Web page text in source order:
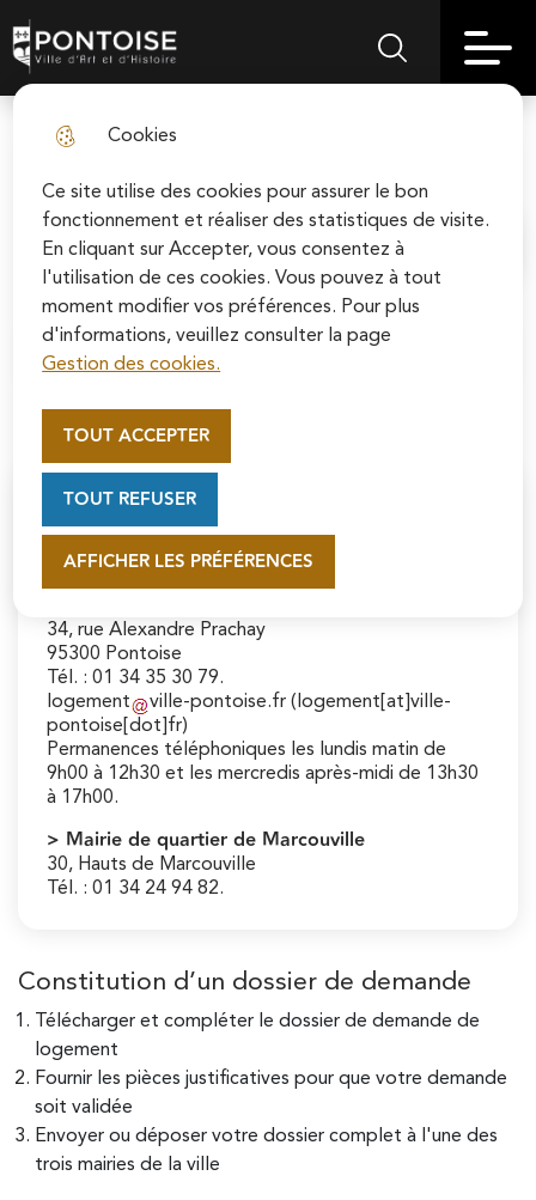
Cookies
Ce site utilise des cookies pour assurer le bon
fonctionnement et réaliser des statistiques de visite.
En cliquant sur Accepter, vous consentez à
l'utilisation de ces cookies. Vous pouvez à tout
moment modifier vos préférences. Pour plus
d'informations, veuillez consulter la page
Gestion des cookies.
AFFICHER LES PRÉFÉRENCES
TOUT ACCEPTER
TOUT REFUSER
to
menu
Skip to
search
Skip to
site map
Soutenez la rénovation de la cathédrale Saint-
Maclou en vous connectant sur le site de la
Fondation du patrimoine.
En savoir plus
Pontoise | Ville d'art et d'histoireMenu principalRechercher sur
Accueil
Sommaire
> Mairie annexe
34, rue Alexandre Prachay
95300 Pontoise
Tél. : 01 34 35 30 79.
logement
ville-pontoise.fr (logement[at]ville-
pontoise[dot]fr)
Permanences téléphoniques les lundis matin de
9h00 à 12h30 et les mercredis après-midi de 13h30
à 17h00.
> Mairie de quartier de Marcouville
30, Hauts de Marcouville
Tél. : 01 34 24 94 82.
Constitution d’un dossier de demande
Télécharger et compléter le dossier de demande de
logement
Fournir les pièces justificatives pour que votre demande
soit validée
Envoyer ou déposer votre dossier complet à l'une des
trois mairies de la ville